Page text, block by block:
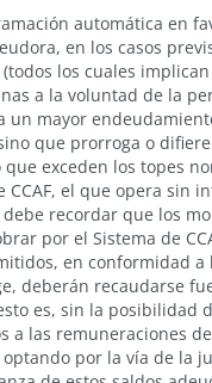
automática en
en los casos
los cuales
a la voluntad de la
un mayor
que prorroga o
que exceden los topes
CCAF, el que opera sin
debe recordar que los
por el Sistema de
en conformidad a
deberán recaudarse
es, sin la posibilidad
a las remuneraciones
por la vía de la